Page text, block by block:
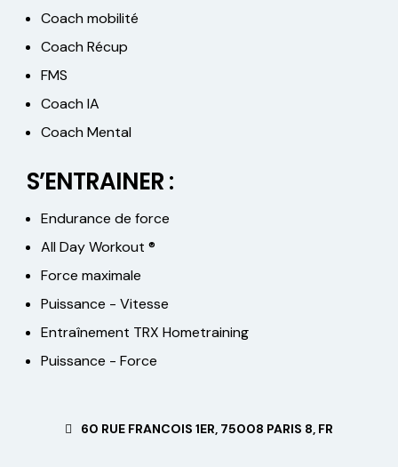
Coach mobilité
Coach Récup
FMS
Coach IA
Coach Mental
S’ENTRAINER :
Endurance de force
All Day Workout ®
Force maximale
Puissance - Vitesse
Entraînement TRX Hometraining
Puissance - Force
60 RUE FRANCOIS 1ER, 75008 PARIS 8, FR